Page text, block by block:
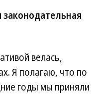
велась,
Я полагаю, что по
годы мы приняли